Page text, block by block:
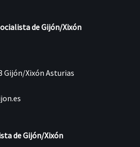
de Gijón/Xixón
Gijón/Xixón Asturias
de Gijón/Xixón